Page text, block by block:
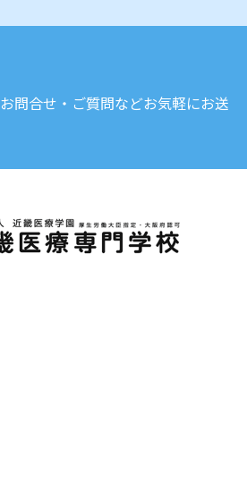
問合せ・ご質問などお気軽にお送